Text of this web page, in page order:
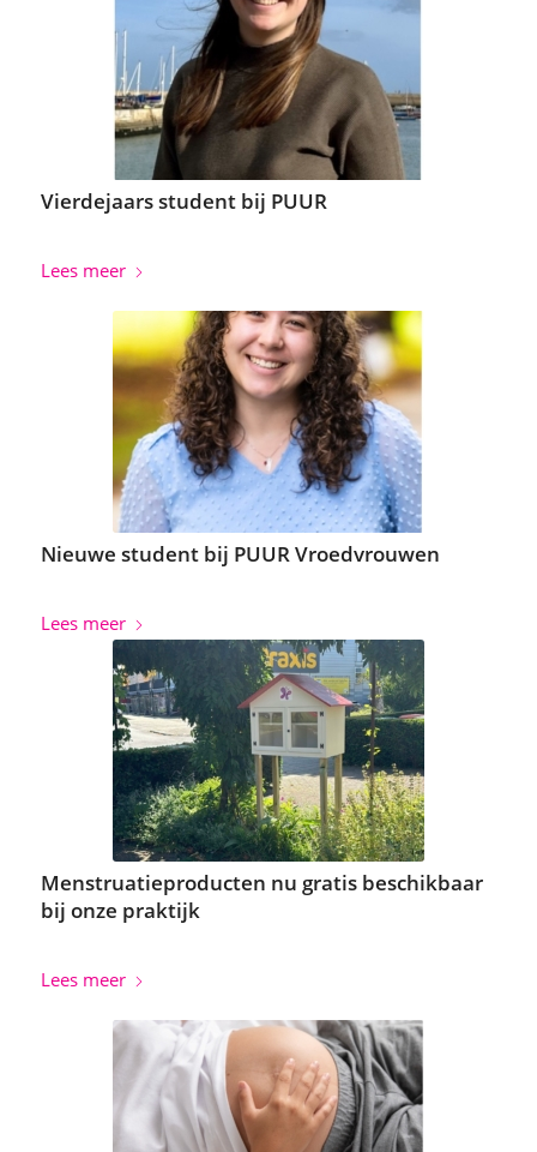
Vierdejaars student bij PUUR
Lees meer
Nieuwe student bij PUUR Vroedvrouwen
Lees meer
Menstruatieproducten nu gratis beschikbaar
bij onze praktijk
Lees meer